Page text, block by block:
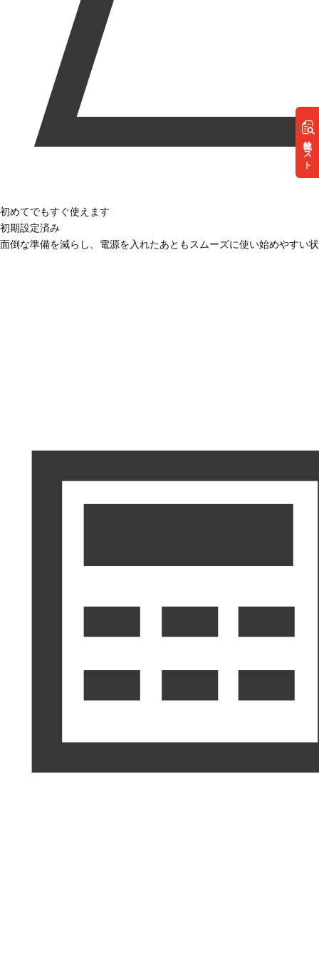
リスト
初めてでもすぐ使えます
初期設定済み
面倒な準備を減らし、電源を入れたあともスムーズに使い始めやすい